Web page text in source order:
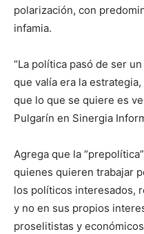
polarización, con
infamia.
“La política pasó de ser
que valía era la
que lo que se quiere es
Pulgarín en Sinergia
Agrega que la
quienes quieren trabajar
los políticos interesados,
y no en sus propios
proselitistas y